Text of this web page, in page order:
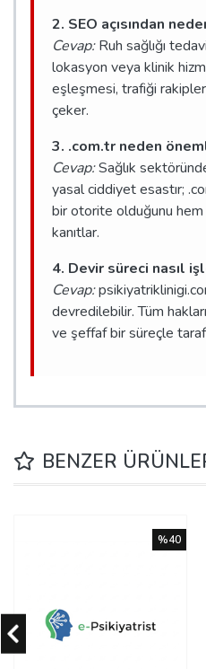
2. SEO açısından
Cevap:Ruh sağlığı
lokasyon veya klinik
eşleşmesi, trafiği
çeker.
3. .com.tr neden
Cevap:Sağlık
yasal ciddiyet esastır;
bir otorite olduğunu
kanıtlar.
4. Devir süreci nasıl
Cevap:
devredilebilir. Tüm
ve şeffaf bir süreçle
BENZER
%40